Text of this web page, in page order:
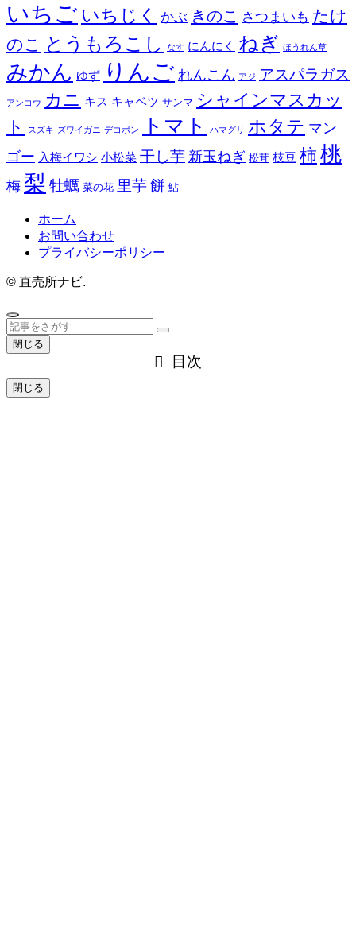
いちご いちじく かぶ きのこ さつまいも たけ
のこ
とうもろこし なす にんにく ねぎ ほうれん草
みかん ゆず りんご れんこん アジ アスパラガス
アンコウ カニ キス キャベツ サンマ シャインマスカッ
ト
スズキ ズワイガニ デコポン トマト ハマグリ ホタテ マン
ゴー 入梅イワシ 小松菜 干し芋 新玉ねぎ 松茸 枝豆 柿 桃
梅 梨 牡蠣 菜の花 里芋餅 鮎
ホーム
お問い合わせ
プライバシーポリシー
© 直売所ナビ.
閉じる
目次
閉じる